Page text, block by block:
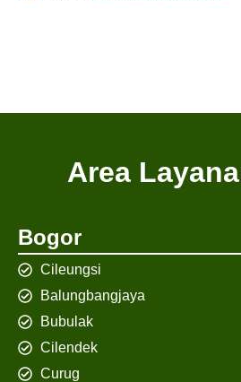
Area
Bogor
Cileungsi
Balungbangjaya
Bubulak
Cilendek
Curug